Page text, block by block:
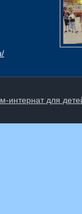
интернат для